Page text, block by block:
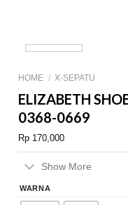
HOME / X-SEPATU
ELIZABETH
0368-0669
Rp 170,000
Show More
WARNA